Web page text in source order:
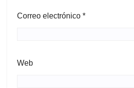
Correo electrónico *
Web